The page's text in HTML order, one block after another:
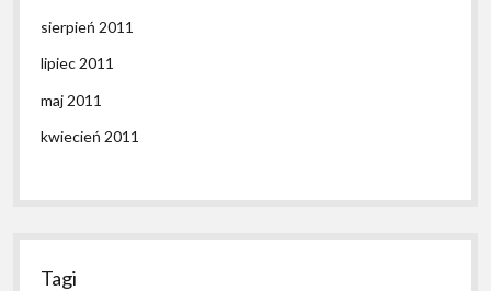
sierpień 2011
lipiec 2011
maj 2011
kwiecień 2011
Tagi